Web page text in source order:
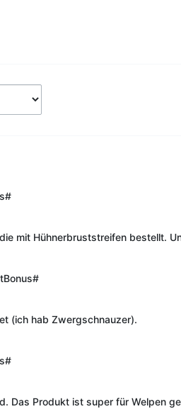
mit Hühnerbruststreifen bestellt.
(ich hab Zwergschnauzer).
Das Produkt ist super für Welpen